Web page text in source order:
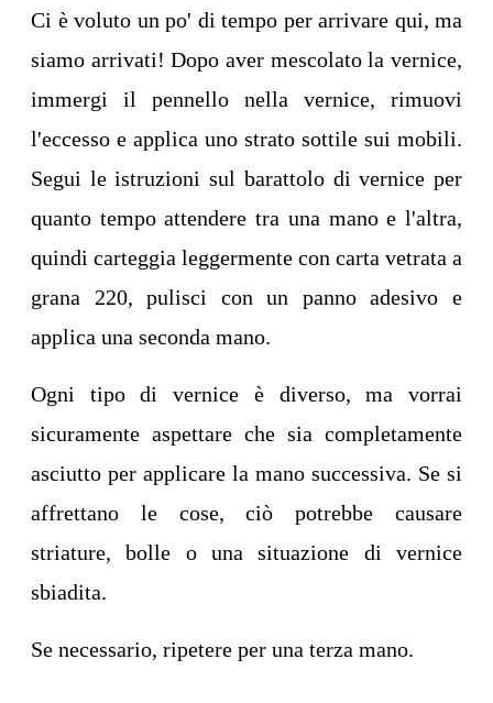
Ci è voluto un po' di tempo per arrivare qui, ma
siamo arrivati! Dopo aver mescolato la vernice,
immergi il pennello nella vernice, rimuovi
l'eccesso e applica uno strato sottile sui mobili.
Segui le istruzioni sul barattolo di vernice per
quanto tempo attendere tra una mano e l'altra,
quindi carteggia leggermente con carta vetrata a
grana 220, pulisci con un panno adesivo e
applica una seconda mano.
Ogni tipo di vernice è diverso, ma vorrai
sicuramente aspettare che sia completamente
asciutto per applicare la mano successiva. Se si
affrettano le cose, ciò potrebbe causare
striature, bolle o una situazione di vernice
sbiadita.
Se necessario, ripetere per una terza mano.